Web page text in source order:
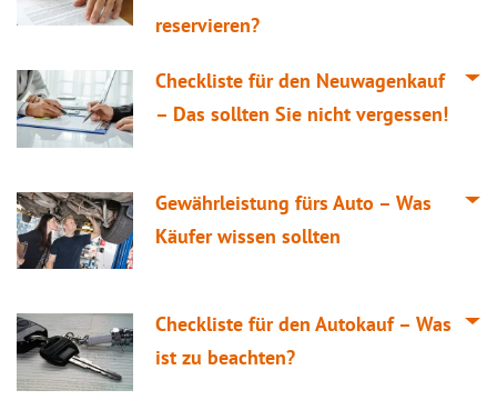
reservieren?
Checkliste für den Neuwagenkauf
– Das sollten Sie nicht vergessen!
Gewährleistung fürs Auto – Was
Käufer wissen sollten
Checkliste für den Autokauf – Was
ist zu beachten?